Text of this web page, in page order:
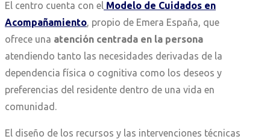
El centro cuenta con el Modelo de Cuidados en
Acompañamiento, propio de Emera España, que
ofrece una atención centrada en la persona
atendiendo tanto las necesidades derivadas de la
dependencia física o cognitiva como los deseos y
preferencias del residente dentro de una vida en
comunidad.
El diseño de los recursos y las intervenciones técnicas